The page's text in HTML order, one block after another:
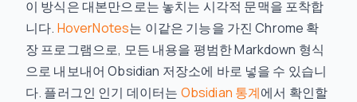
이 방식은 대본만으로는 놓치는 시각적 문맥을 포착합
니다. HoverNotes는 이같은 기능을 가진 Chrome 확
장 프로그램으로, 모든 내용을 평범한 Markdown 형식
으로 내보내어 Obsidian 저장소에 바로 넣을 수 있습니
다. 플러그인 인기 데이터는 Obsidian 통계에서 확인할